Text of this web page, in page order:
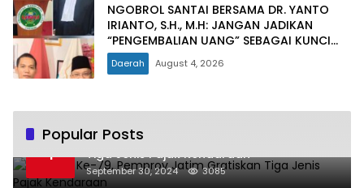
NGOBROL SANTAI BERSAMA DR. YANTO
IRIANTO, S.H., M.H: JANGAN JADIKAN
“PENGEMBALIAN UANG” SEBAGAI KUNCI
PINTU KELUAR DARI JERATAN HUKUM
PIDANA KORUPSI
Daerah August 4, 2026
Popular Posts
1
Hari Jadi Ke-79, Pemprov Jatim Gratiskan
Tiga Jenis Pajak Kendaraan
September 30, 2024 3085